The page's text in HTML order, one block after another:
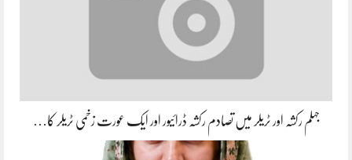
جہلم رکشہ اور ٹریلر میں تصادم رکشہ ڈرائیور اور ایک عورت زخمی ٹریلر کا…